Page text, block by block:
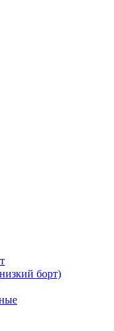
борт)